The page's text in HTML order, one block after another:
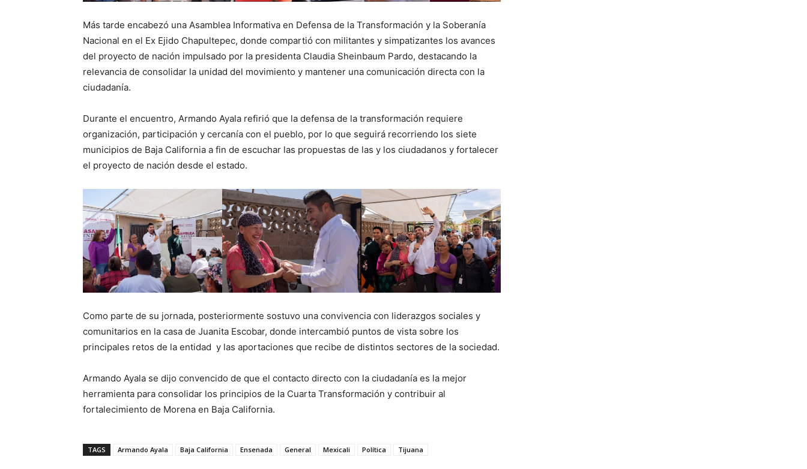
Más tarde encabezó una Asamblea Informativa en Defensa de la Transformación y la Soberanía
Nacional en el Ex Ejido Chapultepec, donde compartió con militantes y simpatizantes los avances
del proyecto de nación impulsado por la presidenta Claudia Sheinbaum Pardo, destacando la
relevancia de consolidar la unidad del movimiento y mantener una comunicación directa con la
ciudadanía.
Durante el encuentro, Armando Ayala refirió que la defensa de la transformación requiere
organización, participación y cercanía con el pueblo, por lo que seguirá recorriendo los siete
municipios de Baja California a fin de escuchar las propuestas de las y los ciudadanos y fortalecer
el proyecto de nación desde el estado.
Como parte de su jornada, posteriormente sostuvo una convivencia con liderazgos sociales y
comunitarios en la casa de Juanita Escobar, donde intercambió puntos de vista sobre los
principales retos de la entidad y las aportaciones que recibe de distintos sectores de la sociedad.
Armando Ayala se dijo convencido de que el contacto directo con la ciudadanía es la mejor
herramienta para consolidar los principios de la Cuarta Transformación y contribuir al
fortalecimiento de Morena en Baja California.
TAGS Armando Ayala Baja California Ensenada General Mexicali Política Tijuana